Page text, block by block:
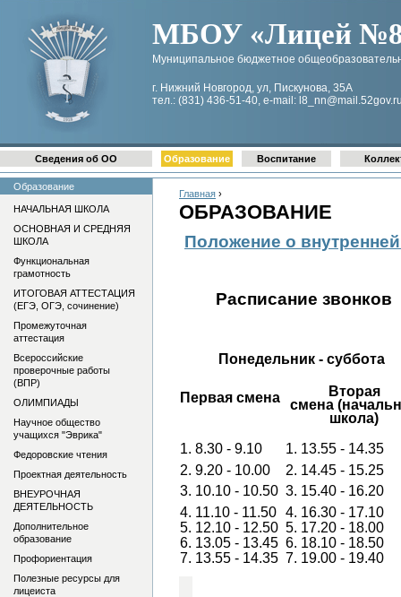
МБОУ «Лицей №8
Муниципальное бюджетное
г. Нижний Новгород, ул, Пискунова, 35А
тел.: (831) 436-51-40, e-mail:
Главная ›
ОБРАЗОВАНИЕ
Положение о
Расписание звонков
Понедельник - суббота
Первая смена
Вторая
смена
школа)
1. 8.30 - 9.10
1. 13.55 - 14.35
2. 9.20 - 10.00
2. 14.45 - 15.25
3. 10.10 - 10.50 3. 15.40 - 16.20
4. 11.10 - 11.50 4. 16.30 - 17.10
5. 12.10 - 12.50 5. 17.20 - 18.00
6. 13.05 - 13.45 6. 18.10 - 18.50
7. 13.55 - 14.35 7. 19.00 - 19.40
Сведения об ОО Образование Воспитание
Образование
НАЧАЛЬНАЯ ШКОЛА
ОСНОВНАЯ И СРЕДНЯЯ
ШКОЛА
Функциональная
грамотность
ИТОГОВАЯ АТТЕСТАЦИЯ
(ЕГЭ, ОГЭ, сочинение)
Промежуточная
аттестация
Всероссийские
проверочные работы
(ВПР)
ОЛИМПИАДЫ
Научное общество
учащихся "Эврика"
Федоровские чтения
Проектная деятельность
ВНЕУРОЧНАЯ
ДЕЯТЕЛЬНОСТЬ
Дополнительное
образование
Профориентация
Полезные ресурсы для
лицеиста